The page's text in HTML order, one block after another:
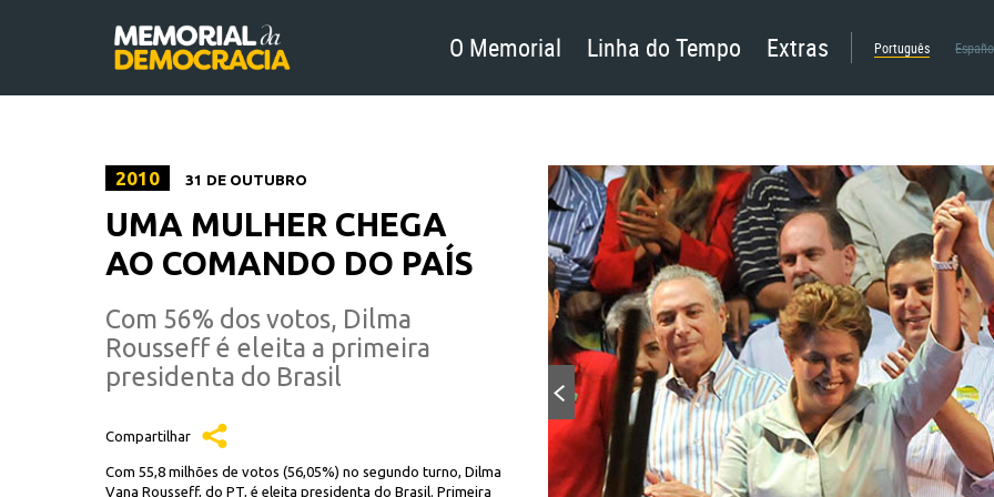
O Memorial Linha do Tempo Extras Português
2010 31 DE OUTUBRO
UMA MULHER CHEGA
AO COMANDO DO PAÍS
Com 56% dos votos, Dilma
Rousseff é eleita a primeira
presidenta do Brasil
Compartilhar
Com 55,8 milhões de votos (56,05%) no segundo turno, Dilma
Vana Rousseff, do PT, é eleita presidenta do Brasil. Primeira